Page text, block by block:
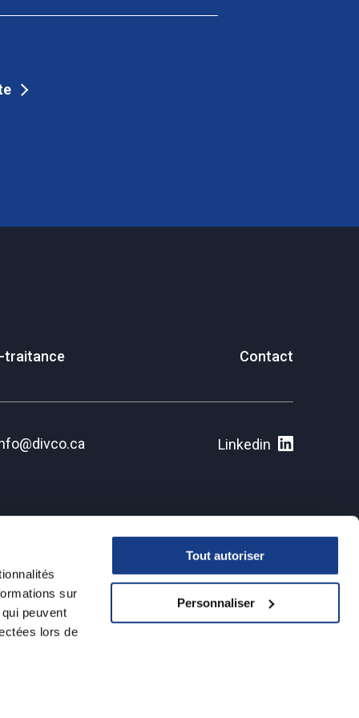
sur
peuvent
lors de
Tout autoriser
Personnaliser
traitance Contact
Linkedin
©Divco 2025. Tous droits réservés.